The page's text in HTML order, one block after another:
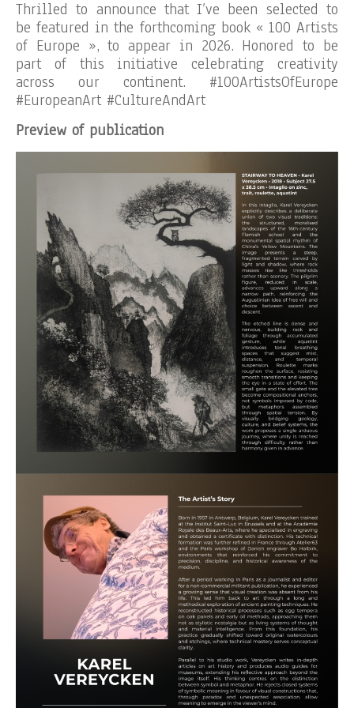
Thrilled to announce that I’ve been selected to
be featured in the forthcoming book « 100 Artists
of Europe », to appear in 2026. Honored to be
part of this initiative celebrating creativity
across our continent. #100ArtistsOfEurope
#EuropeanArt #CultureAndArt
Preview of publication